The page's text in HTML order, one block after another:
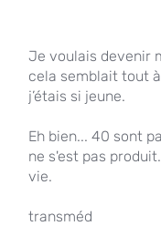
Je voulais devenir
cela semblait tout
j’étais si jeune.
Eh bien... 40 sont
ne s'est pas
vie.
transméd